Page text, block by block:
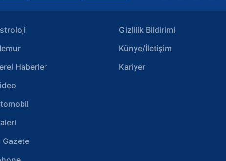
Haberler
Gazete
Gizlilik Bildirimi
Künye/İletişim
Kariyer